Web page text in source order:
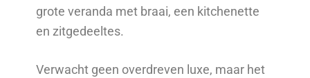
grote veranda met braai, een kitchenette
en zitgedeeltes.
Verwacht geen overdreven luxe, maar het